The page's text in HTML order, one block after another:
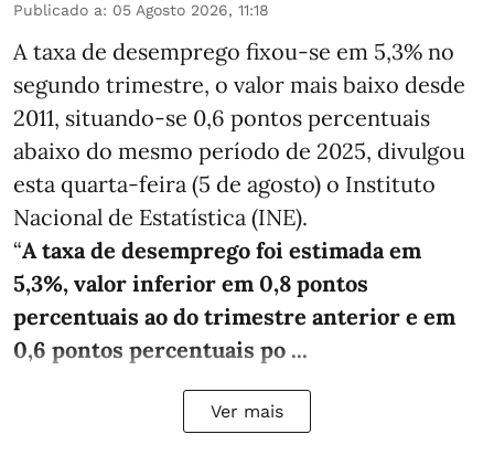
Publicado a: 05 Agosto 2026, 11:18
A taxa de desemprego fixou-se em 5,3% no
segundo trimestre, o valor mais baixo desde
2011, situando-se 0,6 pontos percentuais
abaixo do mesmo período de 2025, divulgou
esta quarta-feira (5 de agosto) o Instituto
Nacional de Estatística (INE).
“A taxa de desemprego foi estimada em
5,3%, valor inferior em 0,8 pontos
percentuais ao do trimestre anterior e em
0,6 pontos percentuais po ...
Ver mais